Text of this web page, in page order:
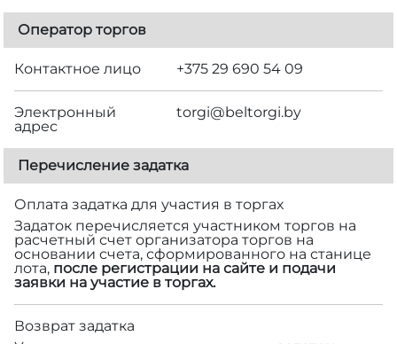
Оператор торгов
Контактное лицо +375 29 690 54 09
Электронный
адрес
torgi@beltorgi.by
Перечисление задатка
Оплата задатка для участия в торгах
Задаток перечисляется участником торгов на
расчетный счет организатора торгов на
основании счета, сформированного на станице
лота, после регистрации на сайте и подачи
заявки на участие в торгах.
Возврат задатка